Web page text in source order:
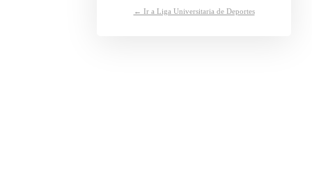
← Ir a Liga Universitaria de Deportes